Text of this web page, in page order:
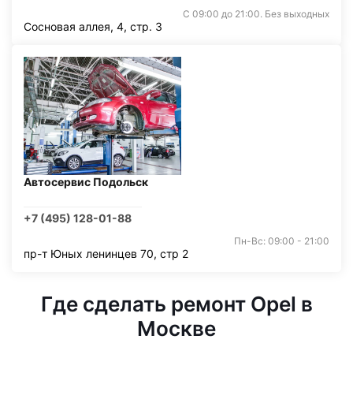
С 09:00 до 21:00. Без выходных
Сосновая аллея, 4, стр. 3
Автосервис Подольск
+7 (495) 128-01-88
Пн-Вс: 09:00 - 21:00
пр-т Юных ленинцев 70, стр 2
Где сделать ремонт Opel в
Москве